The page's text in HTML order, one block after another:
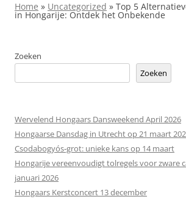
Home » Uncategorized » Top 5
in Hongarije: Ontdek het Onbekende
Zoeken
Zoeken
Wervelend Hongaars Dansweekend April 2026
Hongaarse Dansdag in Utrecht op 21 maart
Csodabogyós‑grot: unieke kans op 14 maart
Hongarije vereenvoudigt tolregels voor zware
januari 2026
Hongaars Kerstconcert 13 december